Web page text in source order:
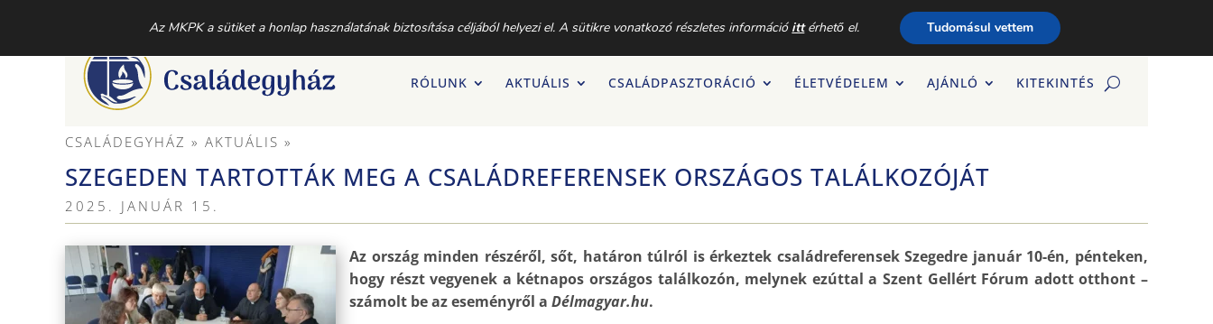
RÓLUNK AKTUÁLIS CSALÁDPASZTORÁCIÓ ÉLETVÉDELEM AJÁNLÓ KITEKINTÉS
CSALÁDEGYHÁZ » AKTUÁLIS »
SZEGEDEN TARTOTTÁK MEG A CSALÁDREFERENSEK ORSZÁGOS TALÁLKOZÓJÁT
2025. JANUÁR 15.
Az ország minden részéről, sőt, határon túlról is érkeztek családreferensek Szegedre január 10-én, pénteken,
hogy részt vegyenek a kétnapos országos találkozón, melynek ezúttal a Szent Gellért Fórum adott otthont –
számolt be az eseményről a Délmagyar.hu.
Az MKPK a sütiket a honlap használatának biztosítása céljából helyezi el. A sütikre vonatkozó részletes információ ittérhető el. Tudomásul vettem